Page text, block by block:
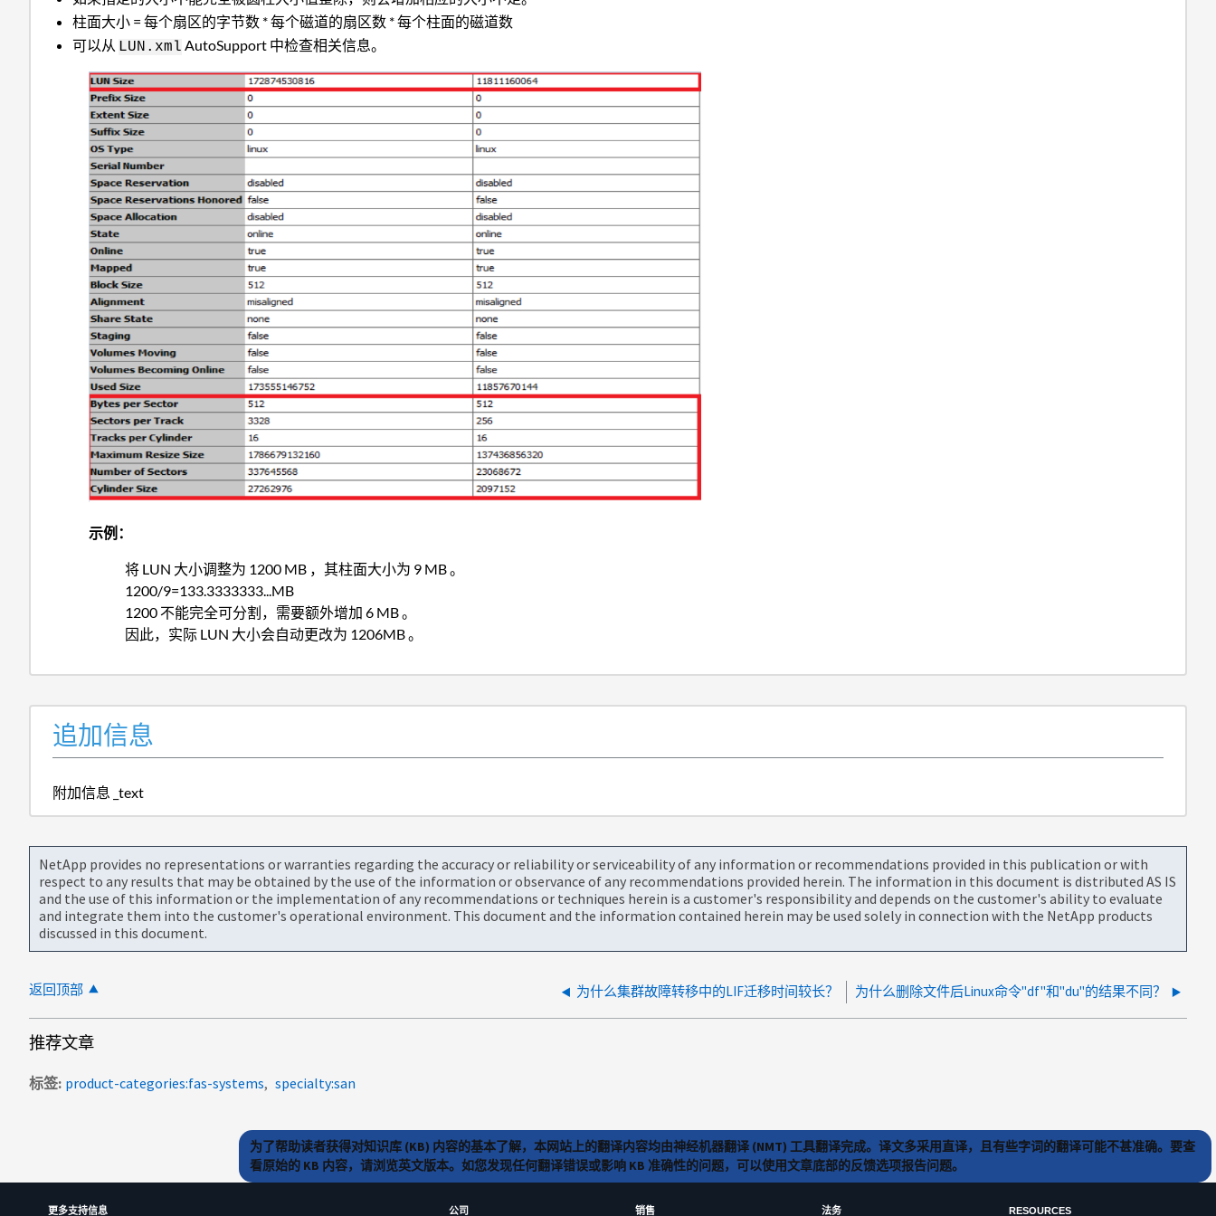
柱面大小 = 每个扇区的字节数 * 每个磁道的扇区数 * 每个柱面的磁道数
可以从 LUN.xml AutoSupport 中检查相关信息。
示例：
将 LUN 大小调整为 1200 MB ，其柱面大小为 9 MB 。
1200/9=133.3333333...MB
1200 不能完全可分割，需要额外增加 6 MB 。
因此，实际 LUN 大小会自动更改为 1206MB 。
追加信息
附加信息 _text
NetApp provides no representations or warranties regarding the accuracy or reliability or serviceability of any information or recommendations provided in this publication or with
respect to any results that may be obtained by the use of the information or observance of any recommendations provided herein. The information in this document is distributed AS IS
and the use of this information or the implementation of any recommendations or techniques herein is a customer's responsibility and depends on the customer's ability to evaluate
and integrate them into the customer's operational environment. This document and the information contained herein may be used solely in connection with the NetApp products
discussed in this document.
返回顶部 为什么集群故障转移中的LIF迁移时间较长？ 为什么删除文件后Linux命令"df"和"du"的结果不同？
推荐文章
标签 product-categories:fas-systems specialty:san
为了帮助读者获得对知识库 (KB) 内容的基本了解，本网站上的翻译内容均由神经机器翻译 (NMT) 工具翻译完成。译文多采用直译，且有些字词的翻译可能不甚准确。要查
看原始的 KB 内容，请浏览英文版本。如您发现任何翻译错误或影响 KB 准确性的问题，可以使用文章底部的反馈选项报告问题。
更多支持信息 公司 销售 法务 RESOURCES